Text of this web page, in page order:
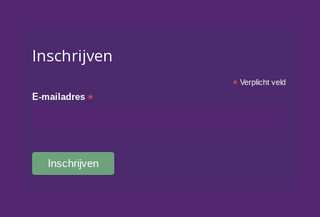
Inschrijven
*Verplicht veld
E-mailadres*